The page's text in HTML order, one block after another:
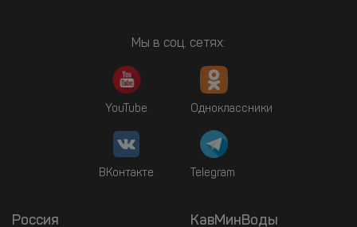
Мы в соц. сетях:
YouTube Одноклассники
ВКонтакте Telegram
Россия
КавМинВоды